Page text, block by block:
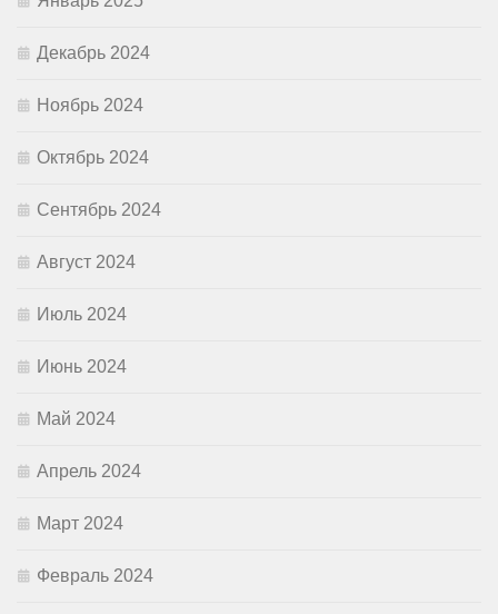
Декабрь 2024
Ноябрь 2024
Октябрь 2024
Сентябрь 2024
Август 2024
Июль 2024
Июнь 2024
Май 2024
Апрель 2024
Март 2024
Февраль 2024